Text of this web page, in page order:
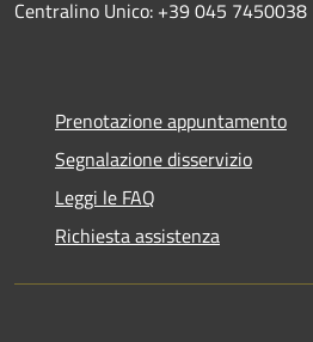
Centralino Unico: +39 045 7450038
Prenotazione appuntamento
Segnalazione disservizio
Leggi le FAQ
Richiesta assistenza